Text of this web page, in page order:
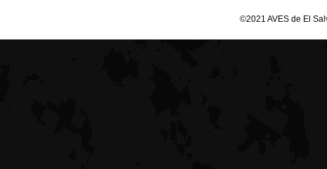
©2021 AVES de El